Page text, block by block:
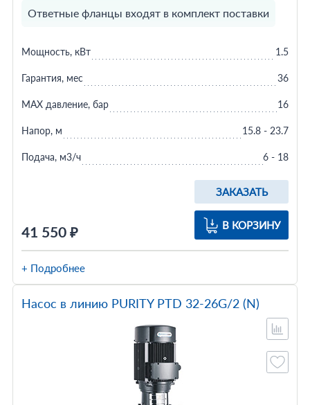
Ответные фланцы входят в комплект поставки
41 550 ₽
ЗАКАЗАТЬ
В КОРЗИНУ
Мощность, кВт 1.5
Гарантия, мес 36
MAX давление, бар 16
Напор, м 15.8 - 23.7
Подача, м3/ч 6 - 18
+ Подробнее
Насос в линию PURITY PTD 32-26G/2 (N)